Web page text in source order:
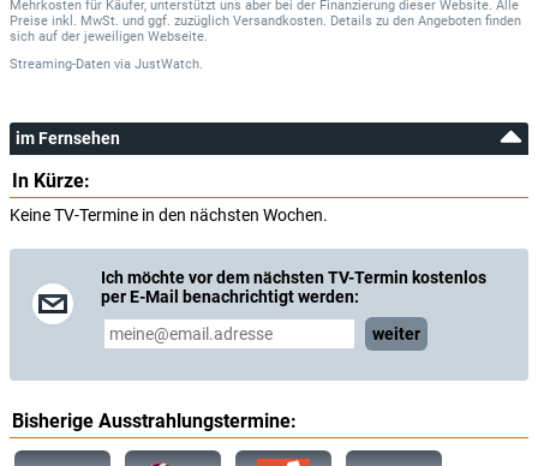
Mehrkosten für Käufer, unterstützt uns aber bei der Finanzierung dieser Website. Alle
Preise inkl. MwSt. und ggf. zuzüglich Versandkosten. Details zu den Angeboten finden
sich auf der jeweiligen Webseite.
Streaming-Daten via JustWatch.
im Fernsehen
In Kürze:
Keine TV-Termine in den nächsten Wochen.
Ich möchte vor dem nächsten TV-Termin kostenlos
per E-Mail benachrichtigt werden:
weiter
Bisherige Ausstrahlungstermine: